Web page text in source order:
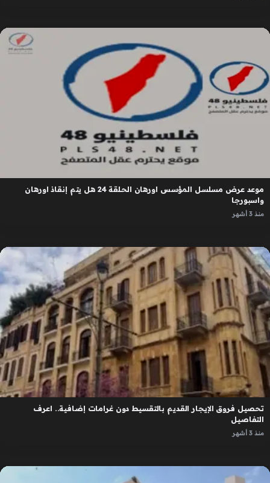
موعد عرض مسلسل المؤسس اورهان الحلقة 24 هل يتم إنقاذ اورهان
واسبورجا
منذ 3 أشهر
تحصيل فروق الإيجار القديم بالتقسيط دون غرامات إضافية.. اعرف
التفاصيل
منذ 3 أشهر